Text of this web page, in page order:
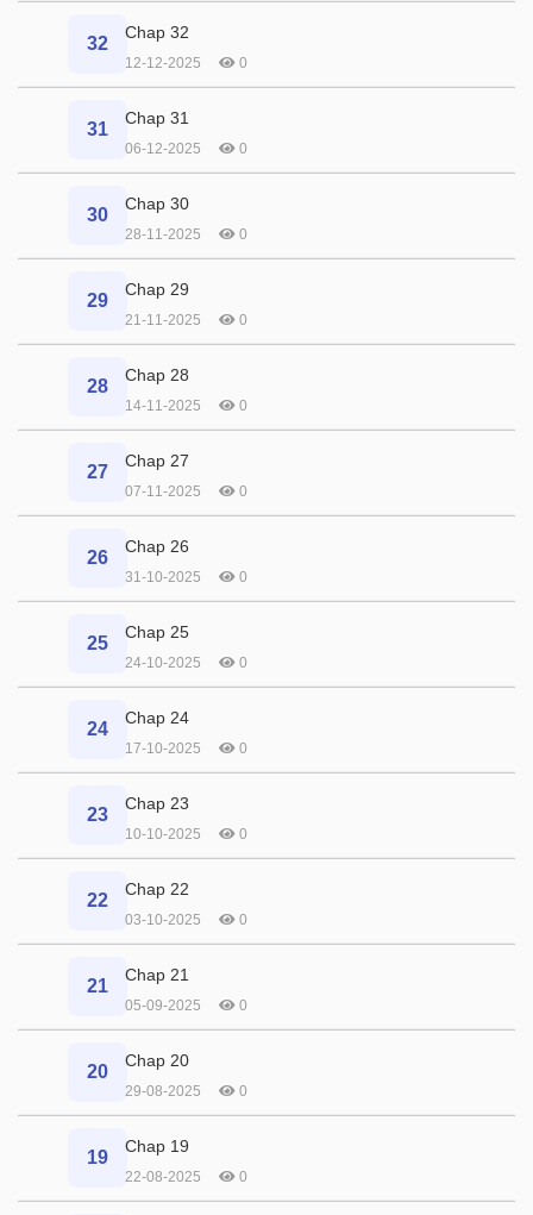
32
Chap 32
12-12-2025 0
31
Chap 31
06-12-2025 0
30
Chap 30
28-11-2025 0
29
Chap 29
21-11-2025 0
28
Chap 28
14-11-2025 0
27
Chap 27
07-11-2025 0
26
Chap 26
31-10-2025 0
25
Chap 25
24-10-2025 0
24
Chap 24
17-10-2025 0
23
Chap 23
10-10-2025 0
22
Chap 22
03-10-2025 0
21
Chap 21
05-09-2025 0
20
Chap 20
29-08-2025 0
19
Chap 19
22-08-2025 0